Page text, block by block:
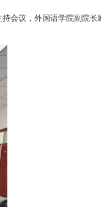
伏龙教授主持会议，外